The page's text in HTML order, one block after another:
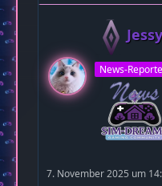
Jessy
News-
7. November 2025 um